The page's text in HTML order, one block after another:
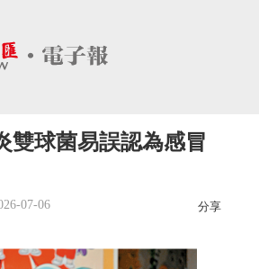
雙球菌易誤認為感冒
07-06 分享